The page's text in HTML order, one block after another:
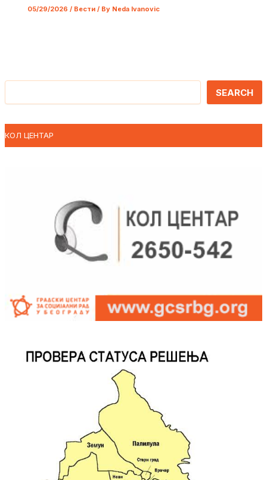
05/29/2026 / Вести/ By Neda Ivanovic
Претрага
SEARCH
КОЛ ЦЕНТАР